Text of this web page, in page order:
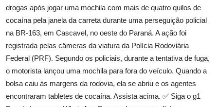
drogas após jogar uma mochila com mais de quatro quilos de
cocaína pela janela da carreta durante uma perseguição policial
na BR-163, em Cascavel, no oeste do Paraná. A ação foi
registrada pelas câmeras da viatura da Polícia Rodoviária
Federal (PRF). Segundo os policiais, durante a tentativa de fuga,
o motorista lançou uma mochila para fora do veículo. Quando a
bolsa caiu às margens da rodovia, ela se abriu e os agentes
encontraram tabletes de cocaína. Assista acima. ✅ Siga o g1